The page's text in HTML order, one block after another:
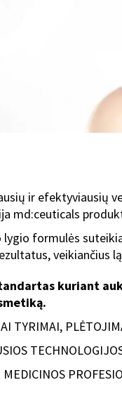
ir efektyviausių
md:ceuticals
lygio formulės
veikiančius
kuriant
TYRIMAI,